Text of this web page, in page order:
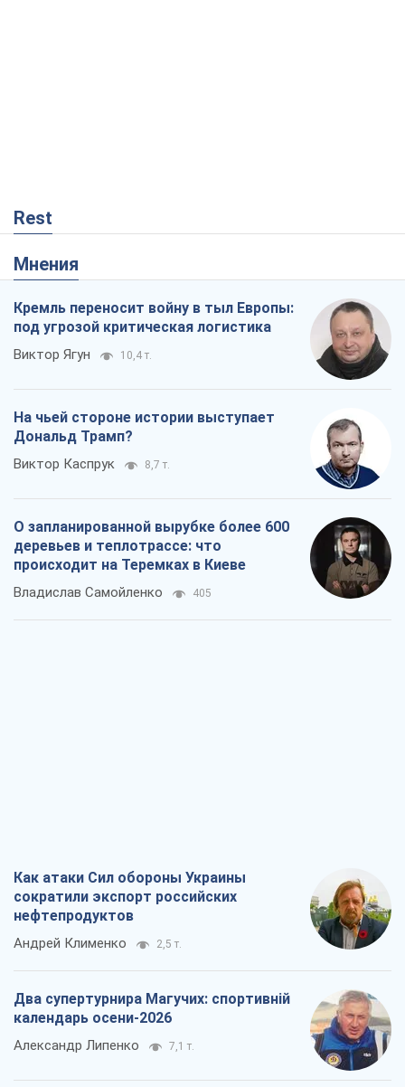
Rest
Мнения
Кремль переносит войну в тыл Европы:
под угрозой критическая логистика
Виктор Ягун 10,4 т.
На чьей стороне истории выступает
Дональд Трамп?
Виктор Каспрук 8,7 т.
О запланированной вырубке более 600
деревьев и теплотрассе: что
происходит на Теремках в Киеве
Владислав Самойленко 405
Как атаки Сил обороны Украины
сократили экспорт российских
нефтепродуктов
Андрей Клименко 2,5 т.
Два супертурнира Магучих: спортивній
календарь осени-2026
Александр Липенко 7,1 т.